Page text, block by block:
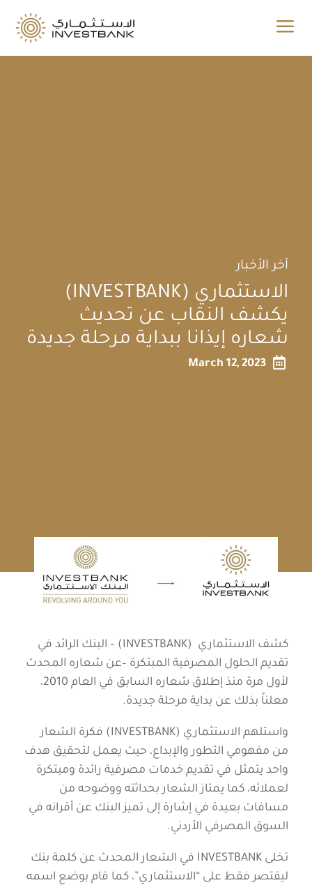
a
آخر الأخبار
الاستثماري (INVESTBANK)
يكشف النقاب عن تحديث
شعاره إيذانا ببداية مرحلة جديدة

March 12, 2023
كشف الاستثماري (INVESTBANK) – البنك الرائد في
تقديم الحلول المصرفية المبتكرة –عن شعاره المحدث
لأول مرة منذ إطلاق شعاره السابق في العام 2010،
معلناً بذلك عن بداية مرحلة جديدة.
واستلهم الاستثماري (INVESTBANK) فكرة الشعار
من مفهومي التطور والإبداع، حيث يعمل لتحقيق هدف
واحد يتمثل في تقديم خدمات مصرفية رائدة ومبتكرة
لعملائه، كما يمتاز الشعار بحداثته ووضوحه من
مسافات بعيدة في إشارة إلى تميز البنك عن أقرانه في
السوق المصرفي الأردني.
تخلى INVESTBANK في الشعار المحدث عن كلمة بنك
ليقتصر فقط على “الاستثماري”، كما قام بوضع اسمه